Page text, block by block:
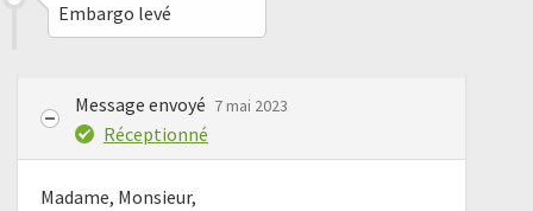
Embargo levé
Message envoyé 7 mai 2023
Réceptionné
Madame, Monsieur,